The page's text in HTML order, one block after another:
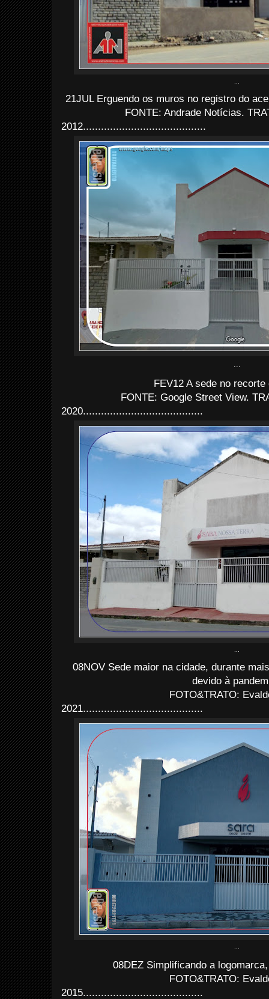
21JUL Erguendo os muros no registro do
FONTE: Andrade Notícias.
2012.........................................
...
FEV12 A sede no
FONTE: Google Street View.
2020........................................
08NOV Sede maior na cidade, durante
devido à
FOTO&TRATO:
2021........................................
...
08DEZ Simplificando a
FOTO&TRATO:
2015........................................